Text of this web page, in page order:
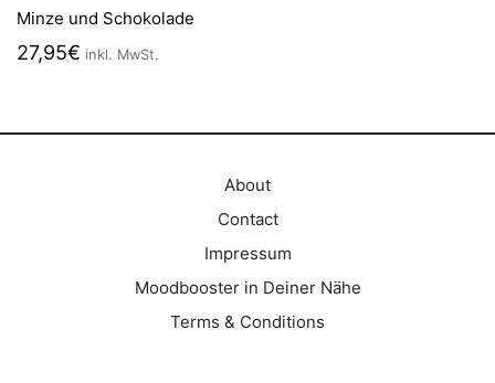
Minze und Schokolade
27,95€ inkl. MwSt.
About
Contact
Impressum
Moodbooster in Deiner Nähe
Terms & Conditions